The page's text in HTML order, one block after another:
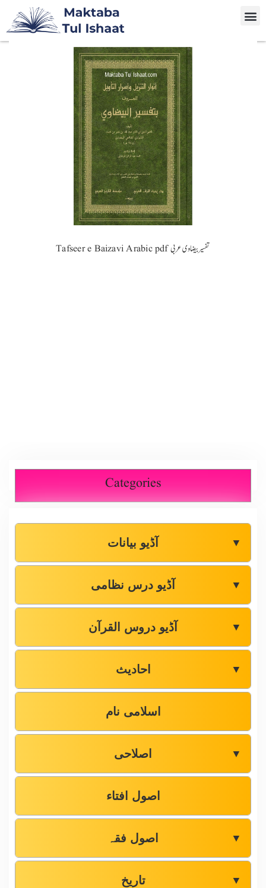
Tafseer e Baizavi Arabic pdf تفسیر بیضاوی عربی
Categories
آڈیو بیانات ▼
آڈیو درس نظامی ▼
آڈیو دروس القرآن ▼
احادیث ▼
اسلامی نام
اصلاحی ▼
اصول افتاء
اصول فقہ ▼
تاریخ ▼